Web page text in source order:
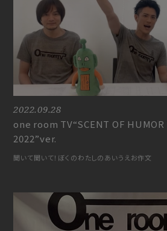
2022.09.28
one room TV“SCENT OF HUMOR
2022”ver.
聞いて聞いて！ぼくのわたしのあいうえお作文